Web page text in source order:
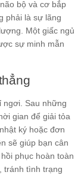
bộ và cơ bắp
phải là sự lãng
Một giấc ngủ
sự minh mẫn
ngơi. Sau những
gian để giải tỏa
ký hoặc đơn
sẽ giúp bạn cân
phục hoàn toàn
tránh tình trạng